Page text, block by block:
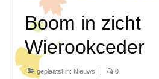
Boom in zicht
Wierookceder
geplaatst in: Nieuws | 0